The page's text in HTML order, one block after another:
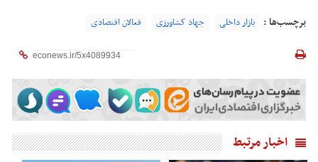
برچسب‌ها : بازار داخلی جهاد کشاورزی فعالان اقتصادی
اخبار مرتبط